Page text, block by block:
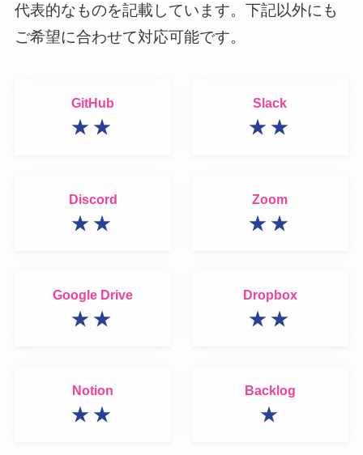
代表的なものを記載しています。下記以外にも
ご希望に合わせて対応可能です。
GitHub
★★
Slack
★★
Discord
★★
Zoom
★★
Google Drive
★★
Dropbox
★★
Notion
★★
Backlog
★